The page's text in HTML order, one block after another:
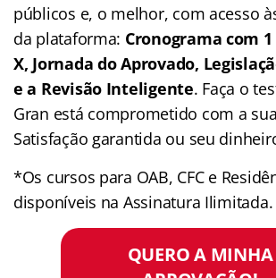
públicos e, o melhor, com acesso
da plataforma: Cronograma com
X, Jornada do Aprovado,
e a Revisão Inteligente. Faça o
Gran está comprometido com a
Satisfação garantida ou seu
*Os cursos para OAB, CFC e
disponíveis na Assinatura Ilimitada.
QUERO A MINHA